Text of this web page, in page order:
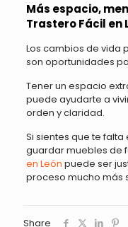
Más espacio,
Trastero Fácil en
Los cambios de vida
son oportunidades
Tener un espacio
puede ayudarte a
orden y claridad.
Si sientes que te
guardar muebles de
en León puede ser
proceso mucho más
Share